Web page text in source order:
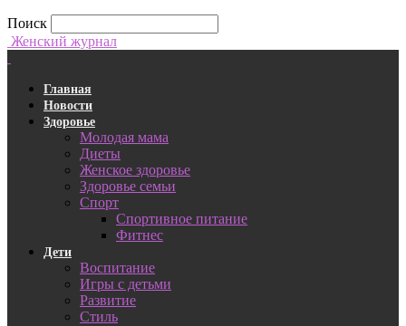
Поиск
Женский журнал
Главная
Новости
Здоровье
Молодая мама
Диеты
Женское здоровье
Здоровье семьи
Спорт
Спортивное питание
Фитнес
Дети
Воспитание
Игры с детьми
Развитие
Стиль